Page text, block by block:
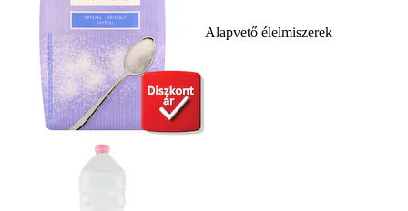
Alapvető élelmiszerek